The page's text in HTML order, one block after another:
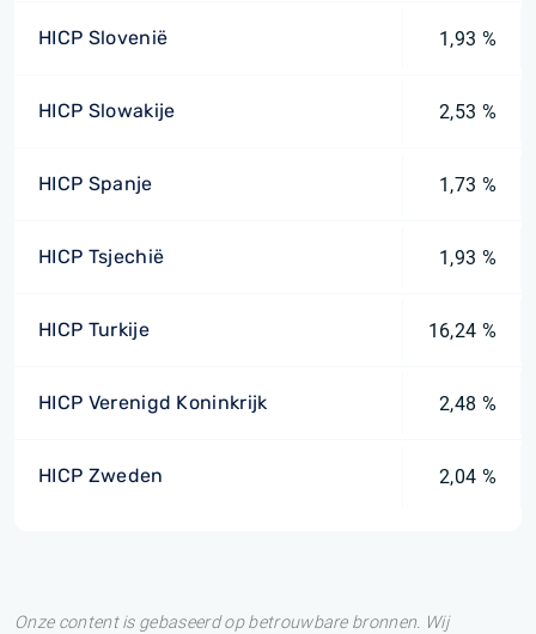
HICP Slovenië 1,93 %
HICP Slowakije 2,53 %
HICP Spanje 1,73 %
HICP Tsjechië 1,93 %
HICP Turkije 16,24 %
HICP Verenigd Koninkrijk 2,48 %
HICP Zweden 2,04 %
Onze content is gebaseerd op betrouwbare bronnen. Wij